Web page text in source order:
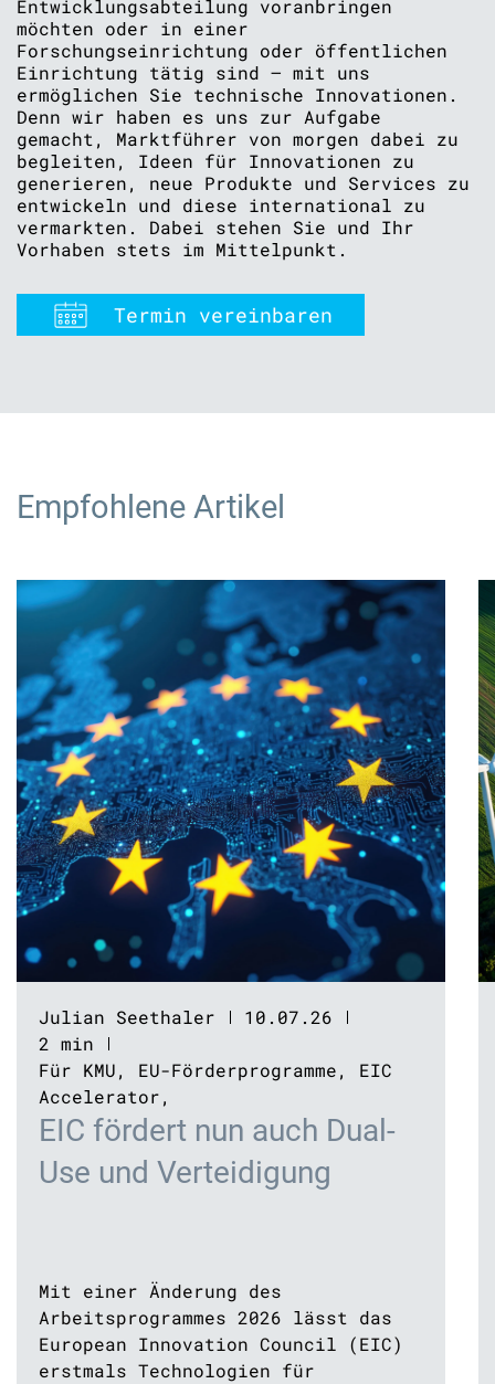
Entwicklungsabteilung voranbringen
möchten oder in einer
Forschungseinrichtung oder öffentlichen
Einrichtung tätig sind – mit uns
ermöglichen Sie technische Innovationen.
Denn wir haben es uns zur Aufgabe
gemacht, Marktführer von morgen dabei zu
begleiten, Ideen für Innovationen zu
generieren, neue Produkte und Services zu
entwickeln und diese international zu
vermarkten. Dabei stehen Sie und Ihr
Vorhaben stets im Mittelpunkt.
Termin vereinbaren
Empfohlene Artikel
Julian Seethaler
10.07.26
2 min
Für KMU, EU-Förderprogramme, EIC
Accelerator,
EIC fördert nun auch Dual-
Use und Verteidigung
Mit einer Änderung des
Arbeitsprogrammes 2026 lässt das
European Innovation Council (EIC)
erstmals Technologien für